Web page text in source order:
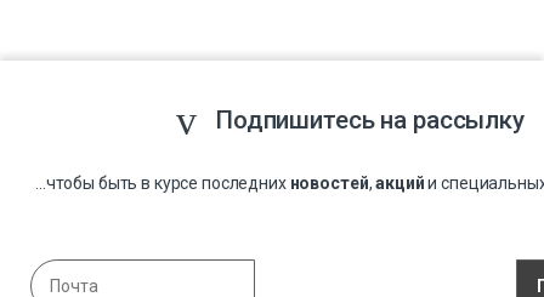
Подпишитесь на рассылку
...чтобы быть в курсе последних новостей,акцийи